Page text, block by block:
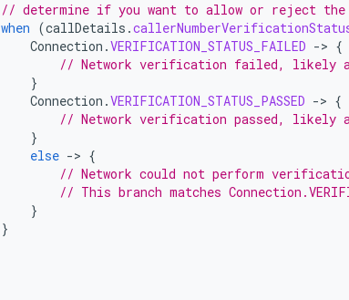
// determine if you want to allow or reject
when (callDetails .
Connection .VERIFICATION_STATUS_FAILED -> {
// Network verification failed, likely
}
Connection .VERIFICATION_STATUS_PASSED -> {
// Network verification passed, likely
}
else -> {
// Network could not perform
// This branch matches
}
}